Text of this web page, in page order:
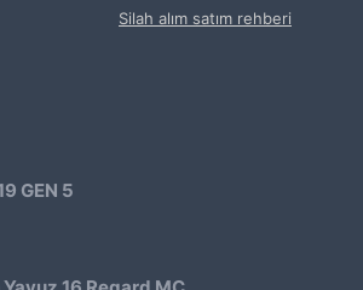
Silah alım satım rehberi
GEN 5